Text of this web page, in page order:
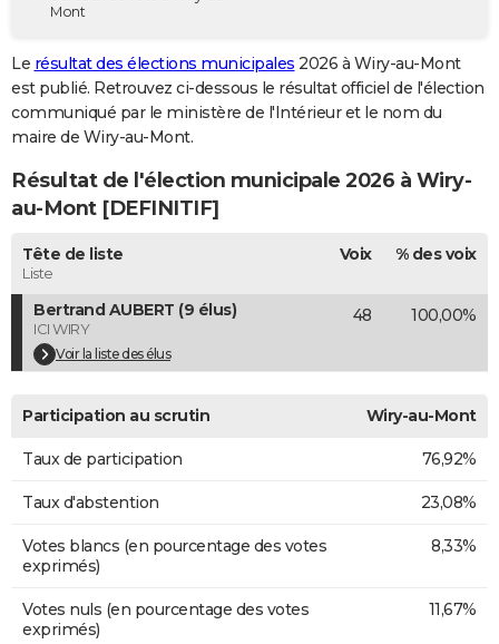
Destinations
City break
Voyage nature
Voyage de noces
Forum
GUIDES D'ACHAT
BONS PLANS
Carte de Noël
Carte Bonne année
Carte Saint-Valentin
Carte Pâques
Carte d'anniversaire
DICTIONNAIRE
Dictionnaire
Biographies
Citations
Expressions
Proverbes
PROGRAMME TV
COPAINS D'AVANT
S'inscrire
Se connecter
Lycées
Collèges
Primaires
Universités
Entreprises
Service militaire
Avis de recherche
AVIS DE DÉCÈS
Bricolage
Television
Mont
Le résultat des élections municipales 2026 à Wiry-au-Mont
est publié. Retrouvez ci-dessous le résultat officiel de l'élection
communiqué par le ministère de l'Intérieur et le nom du
maire de Wiry-au-Mont.
Résultat de l'élection municipale 2026 à Wiry-
au-Mont [DEFINITIF]
Tête de liste
Liste
Voix % des voix
Bertrand AUBERT (9 élus)
ICI WIRY
Voir la liste des élus
48 100,00%
Participation au scrutin Wiry-au-Mont
Taux de participation 76,92%
Taux d'abstention 23,08%
Votes blancs (en pourcentage des votes
exprimés)
8,33%
Votes nuls (en pourcentage des votes
exprimés)
11,67%